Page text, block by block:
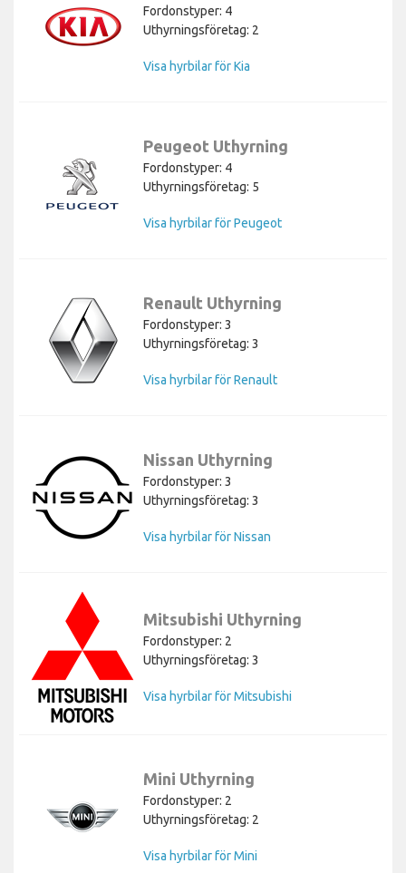
Fordonstyper: 4
Uthyrningsföretag: 2
Visa hyrbilar för Kia
Peugeot Uthyrning
Fordonstyper: 4
Uthyrningsföretag: 5
Visa hyrbilar för Peugeot
Renault Uthyrning
Fordonstyper: 3
Uthyrningsföretag: 3
Visa hyrbilar för Renault
Nissan Uthyrning
Fordonstyper: 3
Uthyrningsföretag: 3
Visa hyrbilar för Nissan
Mitsubishi Uthyrning
Fordonstyper: 2
Uthyrningsföretag: 3
Visa hyrbilar för Mitsubishi
Mini Uthyrning
Fordonstyper: 2
Uthyrningsföretag: 2
Visa hyrbilar för Mini